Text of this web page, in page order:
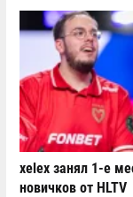
xelex⁠ занял 1-е
новичков от HLTV